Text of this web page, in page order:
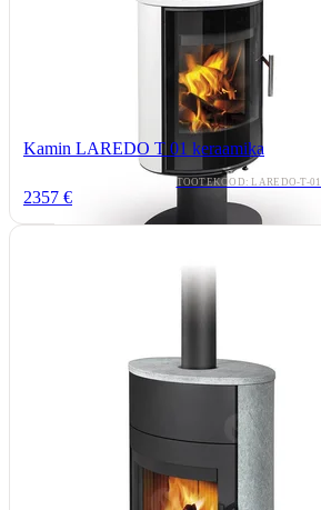
Kamin LAREDO T 01 keraamika
TOOTEKOOD: LAREDO-T-01
2357 €